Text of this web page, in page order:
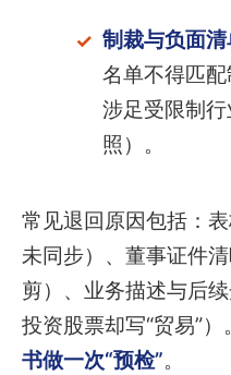
制裁与负面
名单不得匹
涉足受限制
照）。
常见退回原因包括：
未同步）、董事证件
剪）、业务描述与后
投资股票却写“贸易”）。
书做一次“预检”。